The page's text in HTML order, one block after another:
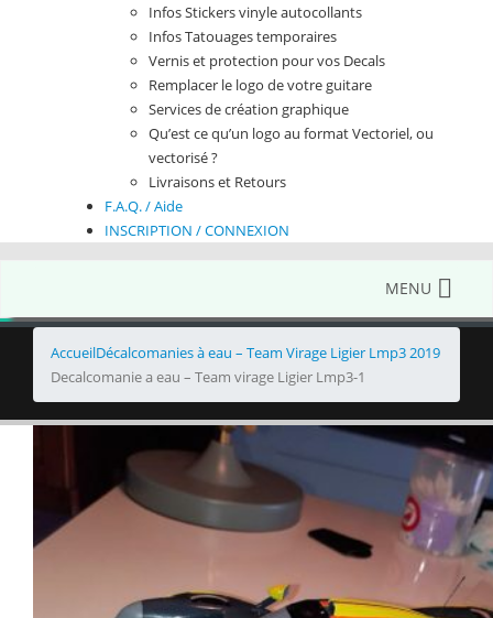
Infos Stickers vinyle autocollants
Infos Tatouages temporaires
Vernis et protection pour vos Decals
Remplacer le logo de votre guitare
Services de création graphique
Qu’est ce qu’un logo au format Vectoriel, ou
vectorisé ?
Livraisons et Retours
F.A.Q. / Aide
INSCRIPTION / CONNEXION
MENU
AccueilDécalcomanies à eau – Team Virage Ligier Lmp3 2019
Decalcomanie a eau – Team virage Ligier Lmp3-1